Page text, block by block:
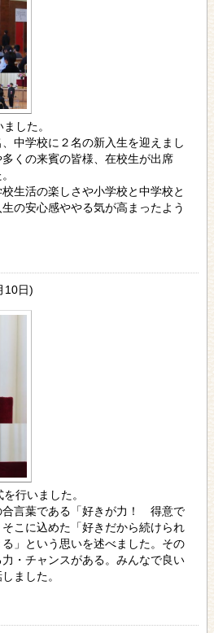
した。
中学校に２名の新入生を迎えまし
くの来賓の皆様、在校生が出席
生活の楽しさや小学校と中学校と
の安心感ややる気が高まったよう
10日)
行いました。
合言葉である「好きが力！ 得意で
こに込めた「好きだから続けられ
」という思いを述べました。その
・チャンスがある。みんなで良い
ました。